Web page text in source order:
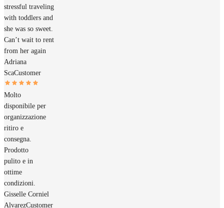
stressful traveling
with toddlers and
she was so sweet.
Can’t wait to rent
from her again
Adriana
ScaCustomer
Molto
disponibile per
organizzazione
ritiro e
consegna.
Prodotto
pulito e in
ottime
condizioni.
Gisselle Corniel
AlvarezCustomer